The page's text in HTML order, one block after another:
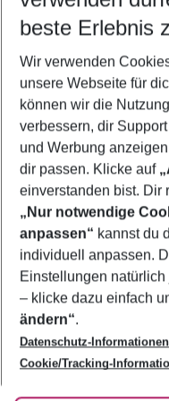
2 Erwachsene
Mehr
Footer
Footer navigation
Über uns
AGB
Bestpreisgarantie
Cookie-Einstellungen
Cookie-Richtlinie
Agenturbetreuung
Barrierefreies Reisen
Folge uns
beste Erlebnis
Wir verwenden
unsere Webseite für
können wir die
verbessern, dir
und Werbung
dir passen. Klicke auf
einverstanden bist. Dir
„Nur notwendige
anpassen“ kannst du
individuell anpassen.
Einstellungen
– klicke dazu einfach
ändern“.
Datenschutz-Informationen
Cookie/Tracking-